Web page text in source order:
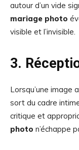
autour d’un vide
mariage photo
visible et l’invisible.
3.
Lorsqu’une image
sort du cadre
critique et
photo n’échappe